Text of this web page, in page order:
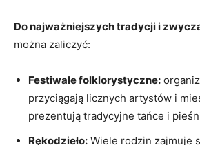
Do najważniejszych tradycji i
można zaliczyć:
Festiwale folklorystyczne:
przyciągają licznych artystów i
prezentują tradycyjne tańce i
Rękodzieło: Wiele rodzin zajmuje